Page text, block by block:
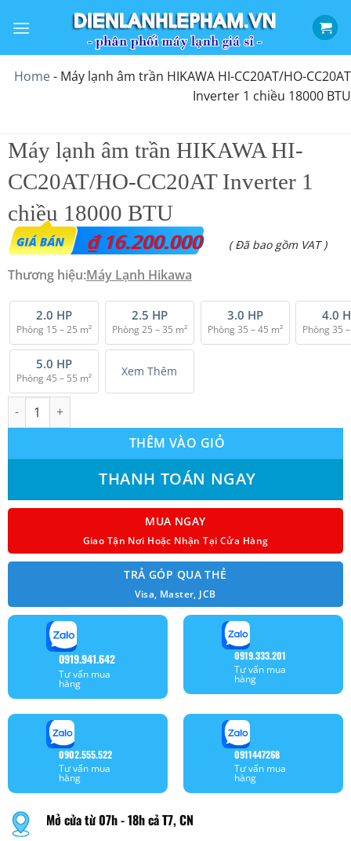
qua
dungHome- Máy lạnh âm trần HIKAWA HI-CC20AT/HO-CC20AT
Inverter 1 chiều 18000 BTU
Máy lạnh âm trần HIKAWA HI-
CC20AT/HO-CC20AT Inverter 1
chiều 18000 BTU
₫16.200.000 ( Đã bao gồm VAT )
Thương hiệu:Máy Lạnh Hikawa
2.0 HP
Phòng 15 – 25 m²
2.5 HP
Phòng 25 – 35 m²
3.0 HP
Phòng 35 – 45 m²
4.0
Phòng 35
5.0 HP
Phòng 45 – 55 m² Xem Thêm
Máy lạnh âm trần HIKAWA HI-CC20AT/HO-CC20AT Inverter 1
THÊM VÀO GIỎ
THANH TOÁN NGAY
MUA NGAY
Giao Tận Nơi Hoặc Nhận Tại Cửa Hàng
TRẢ GÓP QUA THẺ
Visa, Master, JCB
0919.941.642
Tư vấn mua
hàng
0919.333.201
Tư vấn mua
hàng
0902.555.522
Tư vấn mua
hàng
0911447268
Tư vấn mua
hàng
Mở cửa từ 07h - 18h cả T7, CN